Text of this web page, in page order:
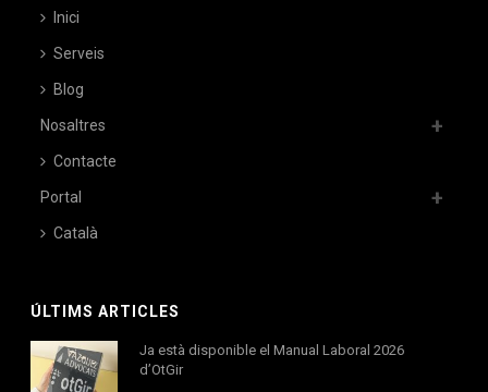
Inici
Serveis
Blog
Nosaltres
Contacte
Portal
Català
ÚLTIMS ARTICLES
Ja està disponible el Manual Laboral 2026
d’OtGir